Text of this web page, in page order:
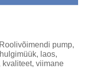
pump,
laos,
viimane